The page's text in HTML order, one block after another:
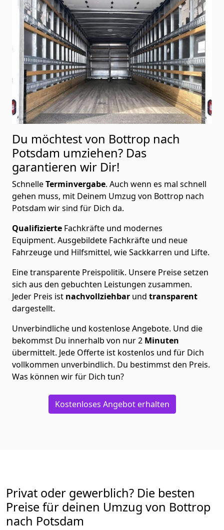
Du möchtest von Bottrop nach
Potsdam umziehen? Das
garantieren wir Dir!
SchnelleTerminvergabe. Auch wenn es mal schnell
gehen muss, mit Deinem Umzug von Bottrop nach
Potsdam wir sind für Dich da.
Qualifizierte Fachkräfte und modernes
Equipment. Ausgebildete Fachkräfte und neue
Fahrzeuge und Hilfsmittel, wie Sackkarren und Lifte.
Eine transparente Preispolitik. Unsere Preise setzen
sich aus den gebuchten Leistungen zusammen.
Jeder Preis ist nachvollziehbar und transparent
dargestellt.
Unverbindliche und kostenlose Angebote. Und die
bekommst Du innerhalb von nur2 Minuten
übermittelt. Jede Offerte ist kostenlos und für Dich
vollkommen unverbindlich. Du bestimmst den Preis.
Was können wir für Dich tun?
Kostenloses Angebot erhalten
Privat oder gewerblich? Die besten
Preise für deinen Umzug von Bottrop
nach Potsdam